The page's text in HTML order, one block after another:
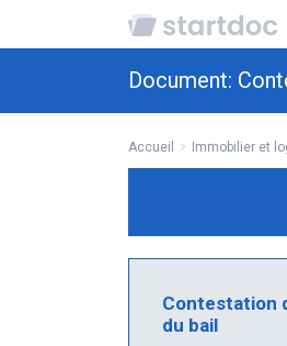
Document:
Accueil Immobilier et
Contestation
du bail